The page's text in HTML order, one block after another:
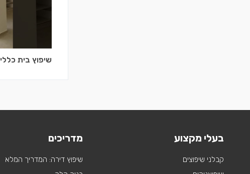
שיפוץ בית כללי
בעלי מקצוע
קבלני שיפוצים
מדריכים
שיפוץ דירה: המדריך המלא